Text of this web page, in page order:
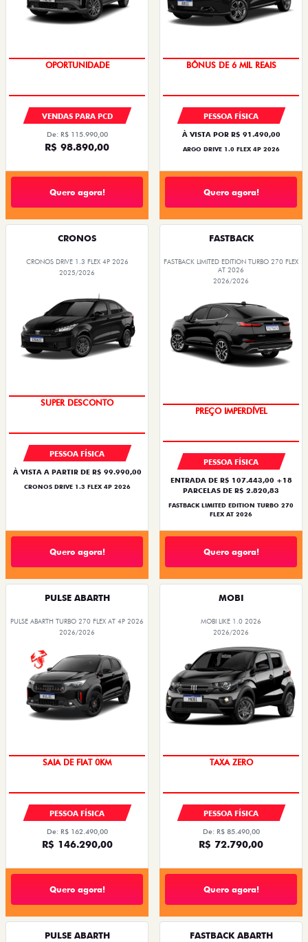
OPORTUNIDADE
VENDAS PARA PCD
De: R$ 115.990,00
R$ 98.890,00
Quero agora!
TAXA ZERO
PESSOA FÍSICA
À VISTA POR R$ 91.490,00
ARGO DRIVE 1.0 FLEX 4P 2026
Quero agora!
CRONOS
CRONOS DRIVE 1.3 FLEX 4P 2026
2025/2026
BÔNUS DE ATÉ R$ 14 MIL
PESSOA FÍSICA
À VISTA A PARTIR DE R$ 99.990,00
CRONOS DRIVE 1.3 FLEX 4P 2026
Quero agora!
FASTBACK
FASTBACK LIMITED EDITION TURBO 270 FLEX
AT 2026
2026/2026
COM USADO NA TROCA
PESSOA FÍSICA
ENTRADA DE R$ 107.443,00 +18
PARCELAS DE R$ 2.820,83
FASTBACK LIMITED EDITION TURBO 270
FLEX AT 2026
Quero agora!
PULSE ABARTH
PULSE ABARTH TURBO 270 FLEX AT 4P 2026
2026/2026
OPORTUNIDADE
PESSOA FÍSICA
De: R$ 162.490,00
R$ 146.290,00
Quero agora!
MOBI
MOBI LIKE 1.0 2026
2026/2026
PREÇO IMPERDÍVEL
PESSOA FÍSICA
De: R$ 85.490,00
R$ 72.790,00
Quero agora!
PULSE ABARTH FASTBACK ABARTH